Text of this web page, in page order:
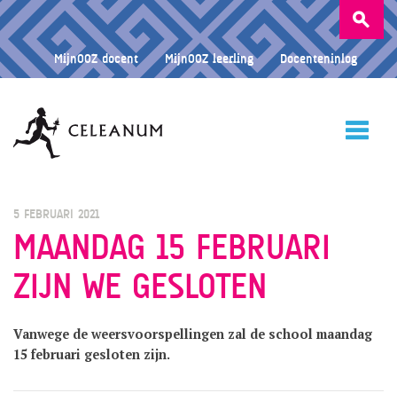
Zoeken
naar:
MijnOOZ docent MijnOOZ leerling Docenteninlog
CELEANUM
ONDERWIJS
5 FEBRUARI 2021
MAANDAG 15 FEBRUARI
ZIJN WE GESLOTEN
Vanwege de weersvoorspellingen zal de school maandag
15 februari gesloten zijn.